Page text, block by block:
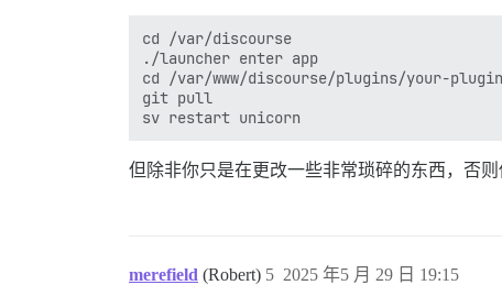
cd /var/discourse
./launcher enter app
cd /var/www/discourse/plugins/your-
git pull
但除非你只是在更改一些非常琐碎的东西，否
merefield (Robert) 2025 年5 月 29 日 19:15
5